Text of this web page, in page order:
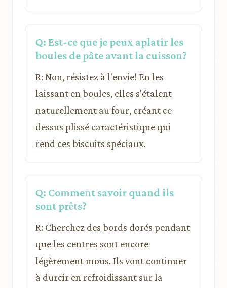
Q: Est-ce que je peux aplatir les
boules de pâte avant la cuisson?
R: Non, résistez à l'envie! En les
laissant en boules, elles s'étalent
naturellement au four, créant ce
dessus plissé caractéristique qui
rend ces biscuits spéciaux.
Q: Comment savoir quand ils
sont prêts?
R: Cherchez des bords dorés pendant
que les centres sont encore
légèrement mous. Ils vont continuer
à durcir en refroidissant sur la